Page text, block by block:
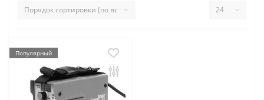
Популярный